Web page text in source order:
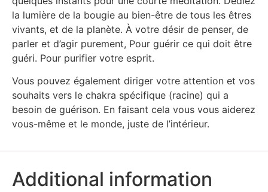
la lumière de la bougie au bien-être de tous les êtres
vivants, et de la planète. À votre désir de penser, de
parler et d’agir purement, Pour guérir ce qui doit être
guéri. Pour purifier votre esprit.
Vous pouvez également diriger votre attention et vos
souhaits vers le chakra spécifique (racine) qui a
besoin de guérison. En faisant cela vous vous aiderez
vous-même et le monde, juste de l’intérieur.
Additional information